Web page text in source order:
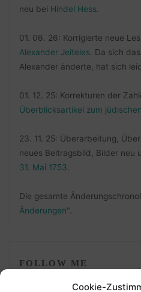
Cookie-
neu bei Hindel Hess
01. 06. 26: Korrigierte neue
Alexander Jeiteles . Da sich
Alexander änderte, hat sich
01. 12. 25: Korrekturen der
Überblicksartikel zum
23. 11. 25: Überarbeitung,
neues Beitragsbild, Bilder neu
31. Mai 1753
Die gesamte
Änderungen".
FOLLOW ME